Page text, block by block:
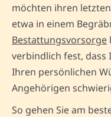
möchten ihren
etwa in einem
Bestattungsvorsorge
verbindlich fest,
Ihren persönlichen
Angehörigen
So gehen Sie am